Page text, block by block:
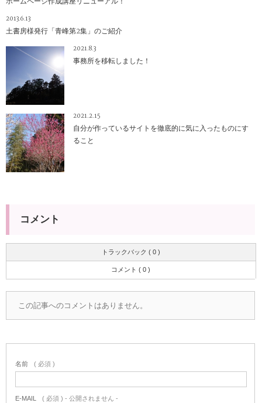
2013.6.13
土書房様発行「青峰第2集」のご紹介
2021.8.3
事務所を移転しました！
2021.2.15
自分が作っているサイトを徹底的に気に入ったものにす
ること
コメント
トラックバック ( 0 )
コメント ( 0 )
この記事へのコメントはありません。
名前 ( 必須 )
E-MAIL ( 必須 ) - 公開されません -